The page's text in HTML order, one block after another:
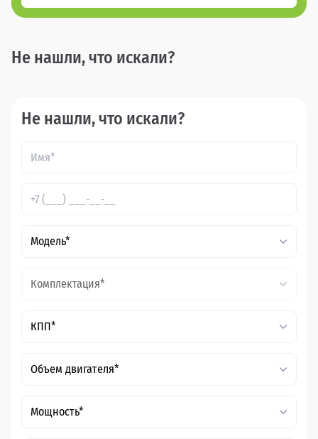
Не нашли, что искали?
Не нашли, что искали?
Модель*
Комплектация*
КПП*
Объем двигателя*
Мощность*